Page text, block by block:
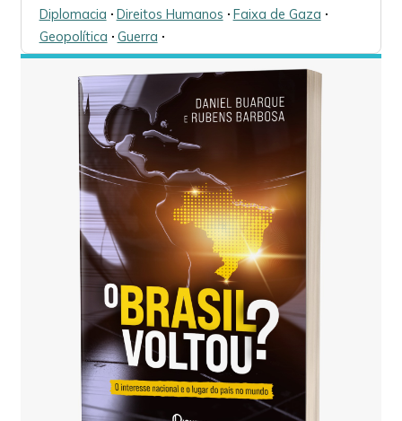
Diplomacia 🞌 Direitos Humanos 🞌 Faixa de Gaza 🞌
Geopolítica 🞌 Guerra 🞌